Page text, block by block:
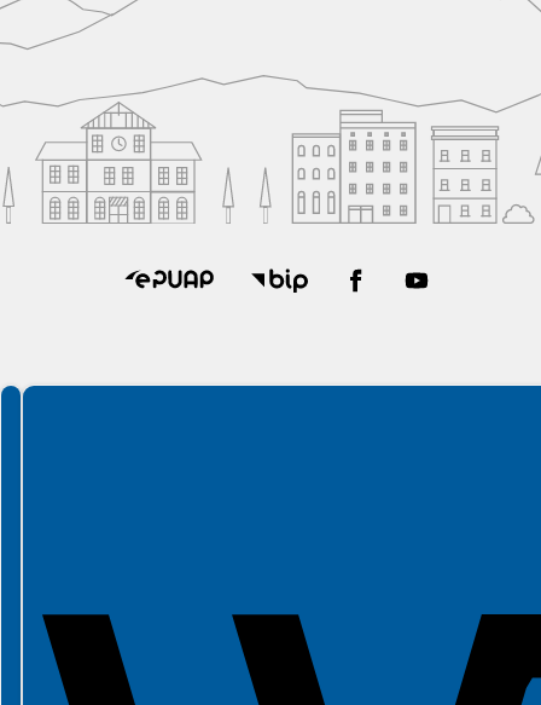
Spełniamy standardy WCAG 2.2
Spełniamy standardy W3C